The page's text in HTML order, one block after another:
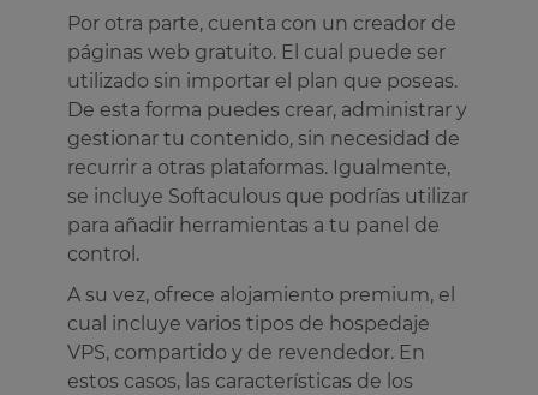
Por otra parte, cuenta con un creador de
páginas web gratuito. El cual puede ser
utilizado sin importar el plan que poseas.
De esta forma puedes crear, administrar y
gestionar tu contenido, sin necesidad de
recurrir a otras plataformas. Igualmente,
se incluye Softaculous que podrías utilizar
para añadir herramientas a tu panel de
control.
A su vez, ofrece alojamiento premium, el
cual incluye varios tipos de hospedaje
VPS, compartido y de revendedor. En
estos casos, las características de los